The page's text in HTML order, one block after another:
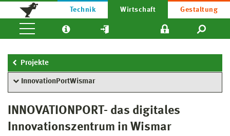
Technik Wirtschaft Gestaltung
Projekte
InnovationPortWismar
INNOVATIONPORT- das digitales
Innovationszentrum in Wismar